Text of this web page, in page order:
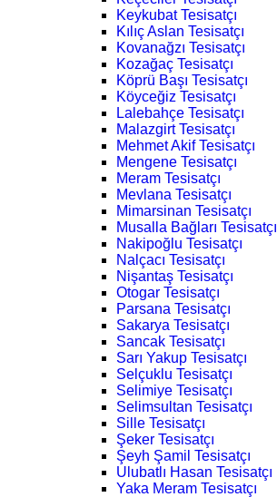
Keykubat Tesisatçı
Kılıç Aslan Tesisatçı
Kovanağzı Tesisatçı
Kozağaç Tesisatçı
Köprü Başı Tesisatçı
Köyceğiz Tesisatçı
Lalebahçe Tesisatçı
Malazgirt Tesisatçı
Mehmet Akif Tesisatçı
Mengene Tesisatçı
Meram Tesisatçı
Mevlana Tesisatçı
Mimarsinan Tesisatçı
Musalla Bağları Tesisatçı
Nakipoğlu Tesisatçı
Nalçacı Tesisatçı
Nişantaş Tesisatçı
Otogar Tesisatçı
Parsana Tesisatçı
Sakarya Tesisatçı
Sancak Tesisatçı
Sarı Yakup Tesisatçı
Selçuklu Tesisatçı
Selimiye Tesisatçı
Selimsultan Tesisatçı
Sille Tesisatçı
Şeker Tesisatçı
Şeyh Şamil Tesisatçı
Ulubatlı Hasan Tesisatçı
Yaka Meram Tesisatçı